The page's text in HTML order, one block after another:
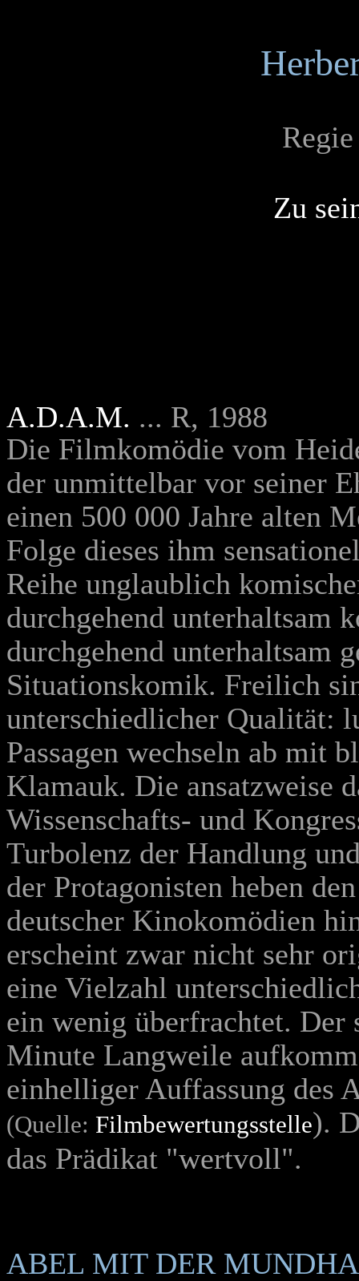
Zu
A.D.A.M. ... R, 1988
Die Filmkomödie vom
der unmittelbar vor seiner
einen 500 000 Jahre alten
Folge dieses ihm
Reihe unglaublich
durchgehend unterhaltsam
durchgehend unterhaltsam
Situationskomik. Freilich
unterschiedlicher Qualität:
Passagen wechseln ab mit
Klamauk. Die ansatzweise
Wissenschafts- und
Turbolenz der Handlung
der Protagonisten heben
deutscher Kinokomödien
erscheint zwar nicht sehr
eine Vielzahl
ein wenig überfrachtet. Der
Minute Langweile
einhelliger Auffassung des
(Quelle: Filmbewertungsstelle).
das Prädikat "wertvoll".
ABEL MIT DER